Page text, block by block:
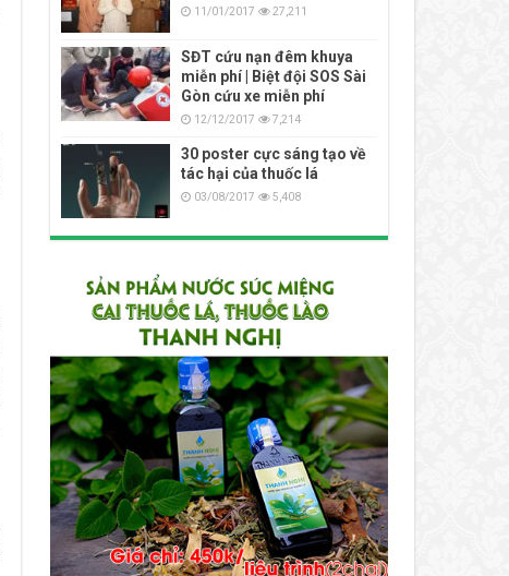
11/01/2017 27,211
SĐT cứu nạn đêm khuya
miễn phí | Biệt đội SOS Sài
Gòn cứu xe miễn phí
12/12/2017 7,214
30 poster cực sáng tạo về
tác hại của thuốc lá
03/08/2017 5,408